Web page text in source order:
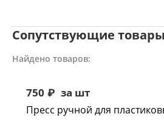
Сопутствующие товары
Найдено товаров:
750 ₽ за шт
Пресс ручной для